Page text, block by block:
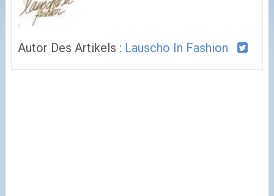
Autor Des Artikels : Lauscho In Fashion